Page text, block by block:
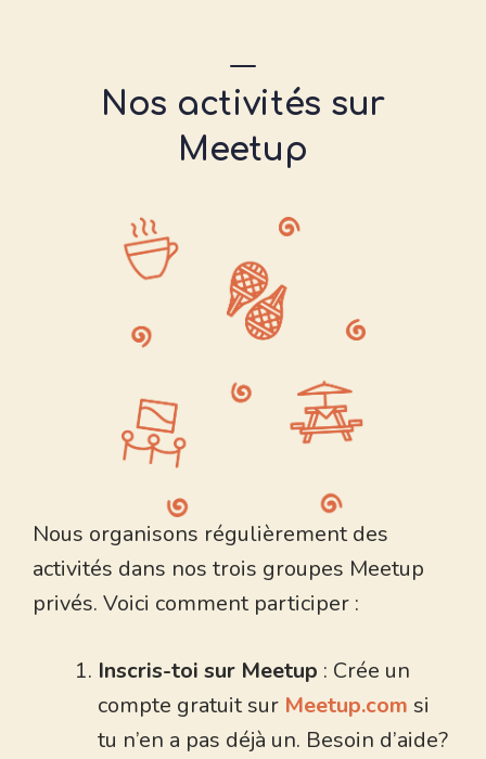
Nos activités sur
Meetup
Nous organisons régulièrement des
activités dans nos trois groupes Meetup
privés. Voici comment participer :
Inscris-toi sur Meetup : Crée un
compte gratuit sur Meetup.com si
tu n’en a pas déjà un. Besoin d’aide?